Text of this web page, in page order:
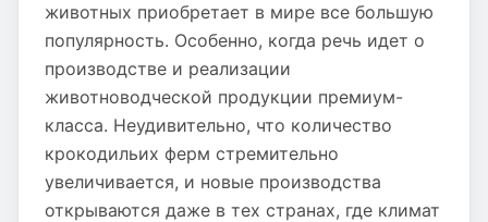
животных приобретает в мире все большую
популярность. Особенно, когда речь идет о
производстве и реализации
животноводческой продукции премиум-
класса. Неудивительно, что количество
крокодильих ферм стремительно
увеличивается, и новые производства
открываются даже в тех странах, где климат